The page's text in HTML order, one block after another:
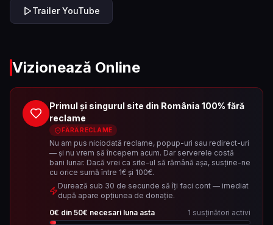
Trailer YouTube
Vizionează Online
Primul și singurul site din România 100% fără
reclame
FĂRĂ RECLAME
Nu am pus niciodată reclame, popup-uri sau redirect-uri
— și nu vrem să începem acum. Dar serverele costă
bani lunar. Dacă vrei ca site-ul să rămână așa, susține-ne
cu orice sumă între 1€ și 100€.
Durează sub 30 de secunde să îți faci cont — imediat
după apare opțiunea de donație.
0€ din 50€ necesari luna asta 1 susținători activi